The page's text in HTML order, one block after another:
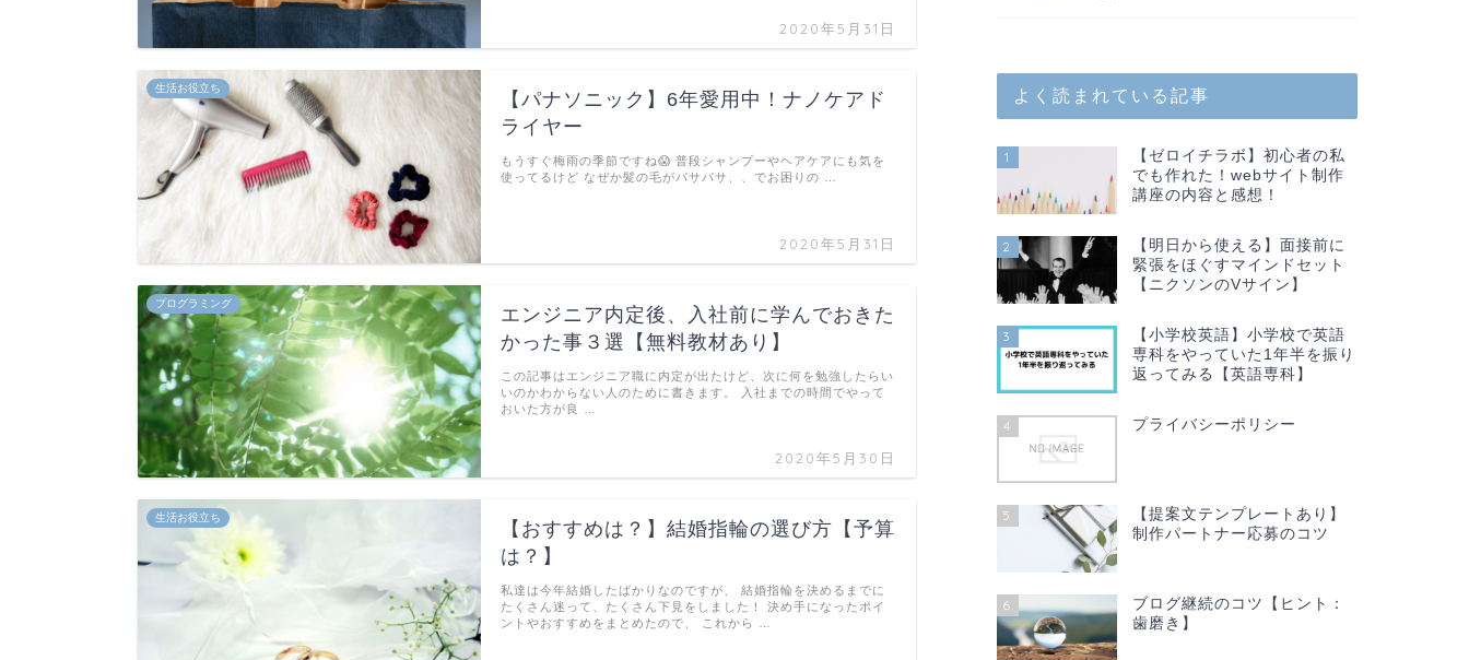
2020年5月31日
生活お役立ち
【パナソニック】6年愛用中！ナノケアド
ライヤー
2020年5月31日
もうすぐ梅雨の季節ですね😱 普段シャンプーやヘアケアにも気を
使ってるけど なぜか髪の毛がパサパサ、、でお困りの …
プログラミング
エンジニア内定後、入社前に学んでおきた
かった事３選【無料教材あり】
2020年5月30日
この記事はエンジニア職に内定が出たけど、次に何を勉強したらい
いのかわからない人のために書きます。 入社までの時間でやって
おいた方が良 …
生活お役立ち
【おすすめは？】結婚指輪の選び方【予算
は？】
私達は今年結婚したばかりなのですが、 結婚指輪を決めるまでに
たくさん迷って、たくさん下見をしました！ 決め手になったポイ
ントやおすすめをまとめたので、 これから …
ポートのすす
ITパスポートを去年取
の勉強法をまとめまし
転職
未経験でエンジニアに
ルアップしたい！と転
転職
【実体験】レ
ので内容をまとめて
よく読まれている記事
1
【ゼロイチラボ】初心者の私
でも作れた！webサイト制作
講座の内容と感想！
2
【明日から使える】面接前に
緊張をほぐすマインドセット
【ニクソンのVサイン】
3
【小学校英語】小学校で英語
専科をやっていた1年半を振り
返ってみる【英語専科】
4 プライバシーポリシー
5
【提案文テンプレートあり】
制作パートナー応募のコツ
6
ブログ継続のコツ【ヒント：
歯磨き】